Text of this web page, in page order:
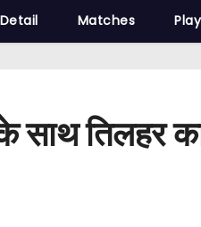
Matches
तिलहर का